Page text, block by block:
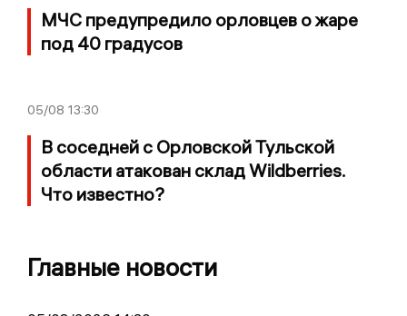
МЧС предупредило орловцев о жаре
под 40 градусов
05/08 13:30
В соседней с Орловской Тульской
области атакован склад Wildberries.
Что известно?
Главные новости